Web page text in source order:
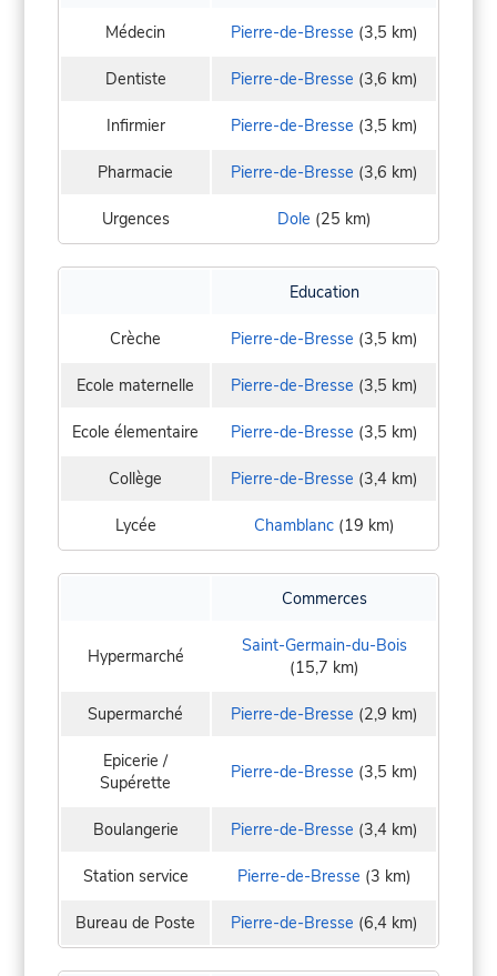
Médecin Pierre-de-Bresse (3,5 km)
Dentiste Pierre-de-Bresse (3,6 km)
Infirmier Pierre-de-Bresse (3,5 km)
Pharmacie Pierre-de-Bresse (3,6 km)
Urgences Dole (25 km)
Education
Crèche Pierre-de-Bresse (3,5 km)
Ecole maternelle Pierre-de-Bresse (3,5 km)
Ecole élementaire Pierre-de-Bresse (3,5 km)
Collège Pierre-de-Bresse (3,4 km)
Lycée Chamblanc(19 km)
Commerces
Hypermarché
Saint-Germain-du-Bois
(15,7 km)
Supermarché Pierre-de-Bresse (2,9 km)
Epicerie /
Supérette
Pierre-de-Bresse (3,5 km)
Boulangerie Pierre-de-Bresse (3,4 km)
Station service Pierre-de-Bresse (3 km)
Bureau de Poste Pierre-de-Bresse (6,4 km)